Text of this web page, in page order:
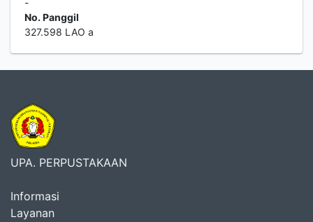
-
No. Panggil
327.598 LAO a
UPA. PERPUSTAKAAN
Informasi
Layanan